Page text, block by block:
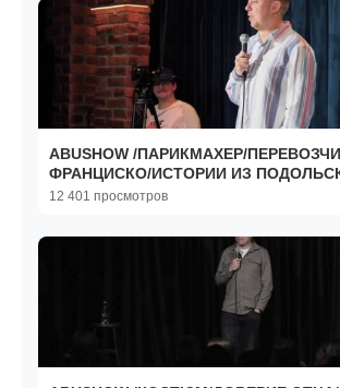
ABUSHOW /ПАРИКМАХЕР/
ФРАНЦИСКО/ИСТОРИИ ИЗ
12 401 просмотров